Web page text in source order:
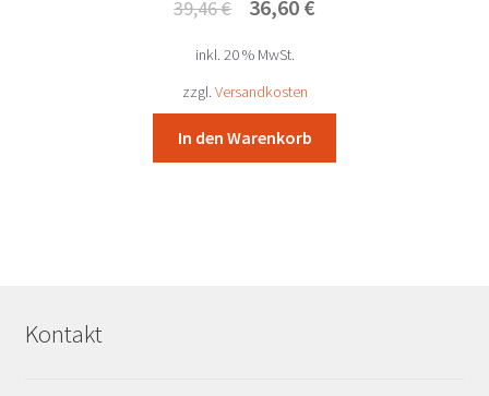
39,46€
war:
39,46 €
36,60 €
inkl. 20 % MwSt.
zzgl. Versandkosten
In den Warenkorb
Kontakt